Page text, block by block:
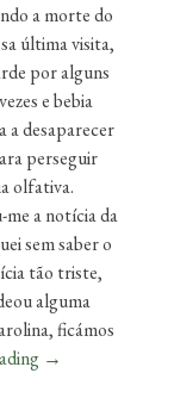
a morte do
última visita,
por alguns
e bebia
a desaparecer
perseguir
olfativa.
me a notícia da
sem saber o
tão triste,
alguma
ficámos
→